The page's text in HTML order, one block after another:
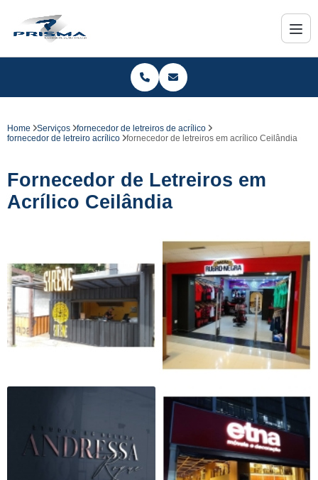
Home Serviços
fornecedor de letreiros de acrílico
fornecedor de letreiro acrílico
fornecedor de letreiros em acrílico Ceilândia
Fornecedor de Letreiros em
Acrílico Ceilândia